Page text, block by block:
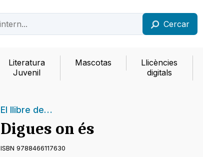
Cercar
Literatura
Juvenil
Mascotas
Llicències
digitals
El llibre de…
Digues on és
ISBN 9788466117630